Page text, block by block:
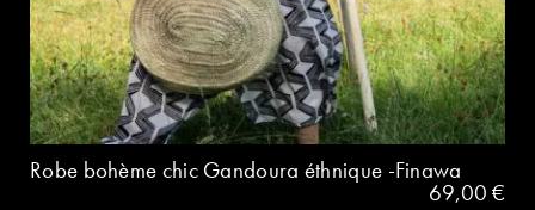
Robe bohème chic Gandoura éthnique -Finawa
69,00 €